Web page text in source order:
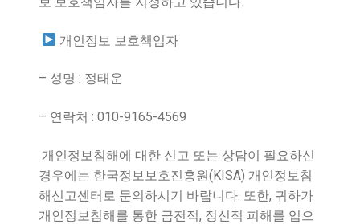
개인정보 보호책임자
– 성명 : 정태운
– 연락처 : 010-9165-4569
개인정보침해에 대한 신고 또는 상담이 필요하신
경우에는 한국정보보호진흥원(KISA) 개인정보침
해신고센터로 문의하시기 바랍니다. 또한, 귀하가
개인정보침해를 통한 금전적, 정신적 피해를 입으